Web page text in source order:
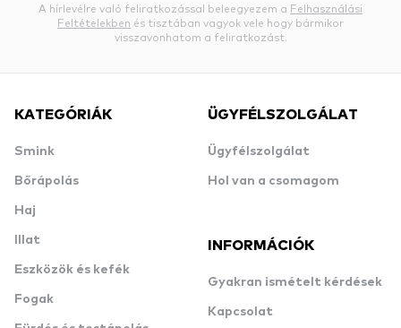
A hírlevélre való feliratkozással beleegyezem a Felhasználási
Feltételekben és tisztában vagyok vele hogy bármikor
visszavonhatom a feliratkozást.
KATEGÓRIÁK
Smink
Bőrápolás
Haj
Illat
Eszközök és kefék
Fogak
ÜGYFÉLSZOLGÁLAT
Ügyfélszolgálat
Hol van a csomagom
INFORMÁCIÓK
Gyakran ismételt kérdések
Kapcsolat